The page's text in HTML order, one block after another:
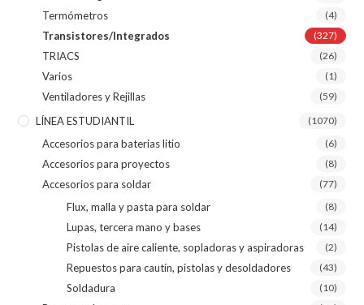
Termómetros (4)
Transistores/Integrados (327)
TRIACS (26)
Varios (1)
Ventiladores y Rejillas (59)
LÍNEA ESTUDIANTIL (1070)
Accesorios para baterias litio (6)
Accesorios para proyectos (8)
Accesorios para soldar (77)
Flux, malla y pasta para soldar (8)
Lupas, tercera mano y bases (14)
Pistolas de aire caliente, sopladoras y aspiradoras (2)
Repuestos para cautín, pistolas y desoldadores (43)
Soldadura (10)